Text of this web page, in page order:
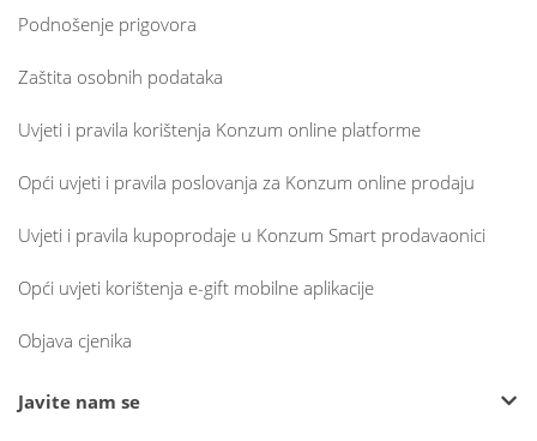
Podnošenje prigovora
Zaštita osobnih podataka
Uvjeti i pravila korištenja Konzum online platforme
Opći uvjeti i pravila poslovanja za Konzum online prodaju
Uvjeti i pravila kupoprodaje u Konzum Smart prodavaonici
Opći uvjeti korištenja e-gift mobilne aplikacije
Objava cjenika
Javite nam se